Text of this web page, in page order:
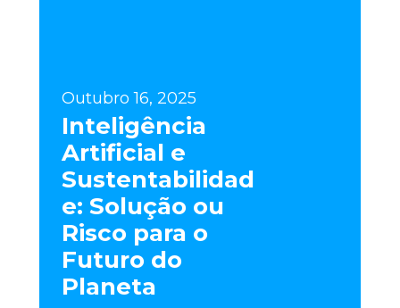
Outubro 16, 2025
Inteligência
Artificial e
Sustentabilidad
e: Solução ou
Risco para o
Futuro do
Planeta